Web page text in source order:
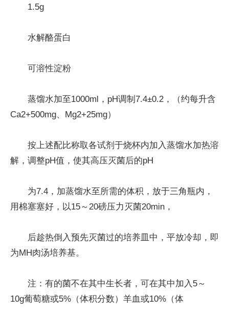
1.5g
水解酪蛋白
可溶性淀粉
蒸馏水加至1000ml，pH调制7.4±0.2，（约每升含
Ca2+500mg、Mg2+25mg）
按上述配比称取各试剂于烧杯内加入蒸馏水加热溶
解，调整pH值，使其高压灭菌后的pH
为7.4，加蒸馏水至所需的体积，放于三角瓶内，
用棉塞塞好，以15～20磅压力灭菌20min，
后趁热倒入预先灭菌过的培养皿中，平放冷却，即
为MH肉汤培养基。
注：有的菌不在其中生长者，可在其中加入5～
10g葡萄糖或5%（体积分数）羊血或10%（体